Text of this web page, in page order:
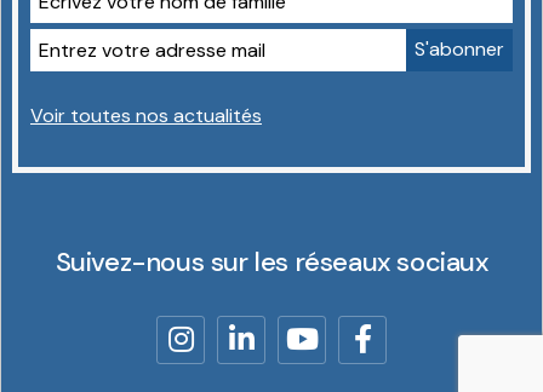
Voir toutes nos actualités
Suivez-nous sur les réseaux sociaux